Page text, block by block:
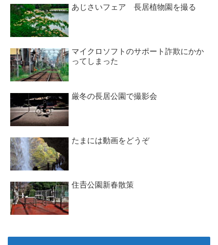
あじさいフェア 長居植物園を撮る
マイクロソフトのサポート詐欺にかか
ってしまった
厳冬の長居公園で撮影会
たまには動画をどうぞ
住𠮷公園新春散策